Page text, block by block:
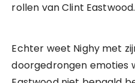
rollen van Clint Eastwood.
Echter weet Nighy met
doorgedrongen emoties